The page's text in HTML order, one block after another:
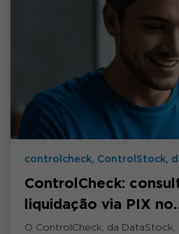
controlcheck, ControlStock,
ControlCheck:
liquidação via PIX
O ControlCheck, da DataStock,